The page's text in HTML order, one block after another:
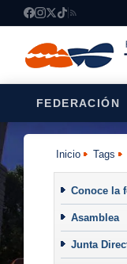
FEDERACIÓN
Inicio Tags
Conoce la
Asamblea
Junta